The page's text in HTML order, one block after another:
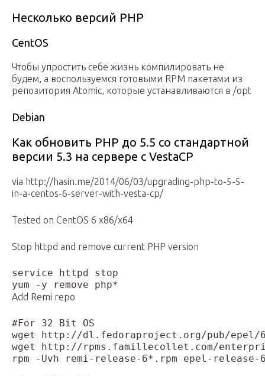
Несколько версий PHP
CentOS
Чтобы упростить себе жизнь компилировать не
будем, а воспользуемся готовыми RPM пакетами из
репозитория Atomic, которые устанавливаются в /opt
Debian
Как обновить PHP до 5.5 со стандартной
версии 5.3 на сервере с VestaCP
via http://hasin.me/2014/06/03/upgrading-php-to-5-5-
in-a-centos-6-server-with-vesta-cp/
Tested on CentOS 6 x86/x64
Stop httpd and remove current PHP version
service httpd stop
yum -y remove php*
Add Remi repo
#For 32 Bit OS
wget http://dl.fedoraproject.org/pub/epel/
wget http://rpms.famillecollet.com/
rpm -Uvh remi-release-6*.rpm epel-